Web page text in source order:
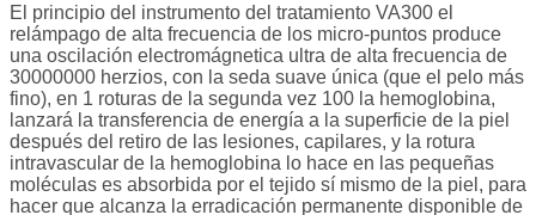
El principio del instrumento del tratamiento VA300 el
relámpago de alta frecuencia de los micro-puntos produce
una oscilación electromágnetica ultra de alta frecuencia de
30000000 herzios, con la seda suave única (que el pelo más
fino), en 1 roturas de la segunda vez 100 la hemoglobina,
lanzará la transferencia de energía a la superficie de la piel
después del retiro de las lesiones, capilares, y la rotura
intravascular de la hemoglobina lo hace en las pequeñas
moléculas es absorbida por el tejido sí mismo de la piel, para
hacer que alcanza la erradicación permanente disponible de